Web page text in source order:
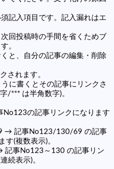
記入項目です。記入漏れはエ
回投稿時の手間を省くためブ
。
と、自分の記事の編集・削除
されます。
に書くとその記事にリンクさ
/*** は半角数字)。
の記事リンクになります
→ 記事No123/130/69 の記事
す(複数表示)。
事No123～130 の記事リン
続表示)。